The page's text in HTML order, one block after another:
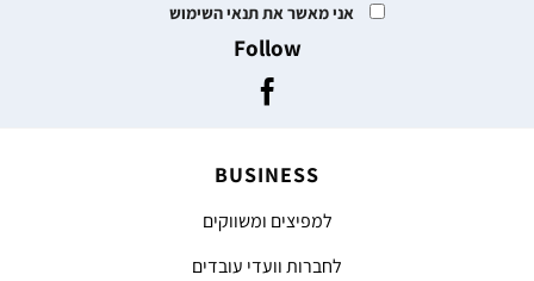
אני מאשר את תנאי השימוש
Follow
BUSINESS
למפיצים ומשווקים
לחברות וועדי עובדים